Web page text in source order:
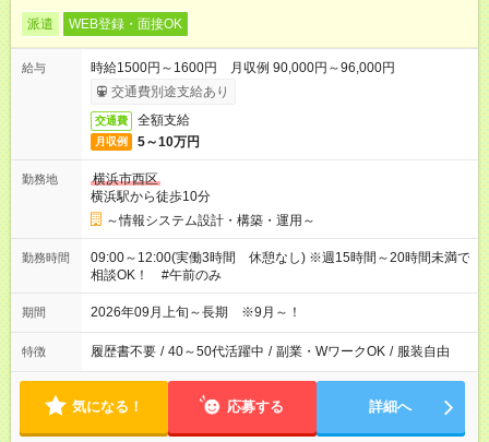
派遣 WEB登録・面接OK
給与
時給1500円～1600円 月収例 90,000円～96,000円
交通費別途支給あり
交通費 全額支給
月収例 5～10万円
勤務地
横浜市西区
横浜駅から徒歩10分
～情報システム設計・構築・運用～
勤務時間
09:00～12:00(実働3時間 休憩なし) ※週15時間～20時間未満で
相談OK！ #午前のみ
期間 2026年09月上旬～長期 ※9月～！
特徴 履歴書不要 / 40～50代活躍中 / 副業・WワークOK / 服装自由
気になる！ 応募する 詳細へ